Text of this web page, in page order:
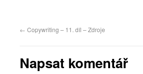
← Copywriting – 11. díl – Zdroje
Napsat komentář